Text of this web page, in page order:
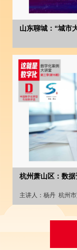
山东聊城：“城市
杭州萧山区：数
主讲人： 杨丹 杭州